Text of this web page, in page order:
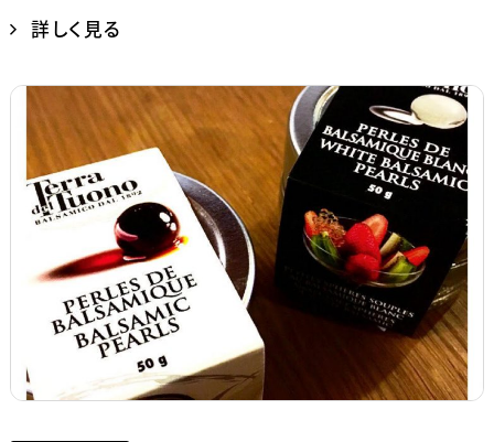
詳しく見る